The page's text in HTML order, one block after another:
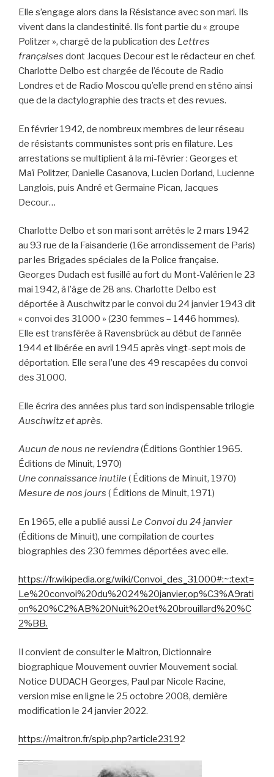
Elle s’engage alors dans la Résistance avec son mari. Ils
vivent dans la clandestinité. Ils font partie du « groupe
Politzer », chargé de la publication des Lettres
françaises dont Jacques Decour est le rédacteur en chef.
Charlotte Delbo est chargée de l’écoute de Radio
Londres et de Radio Moscou qu’elle prend en sténo ainsi
que de la dactylographie des tracts et des revues.
En février 1942, de nombreux membres de leur réseau
de résistants communistes sont pris en filature. Les
arrestations se multiplient à la mi-février : Georges et
Maï Politzer, Danielle Casanova, Lucien Dorland, Lucienne
Langlois, puis André et Germaine Pican, Jacques
Decour…
Charlotte Delbo et son mari sont arrêtés le 2 mars 1942
au 93 rue de la Faisanderie (16e arrondissement de Paris)
par les Brigades spéciales de la Police française.
Georges Dudach est fusillé au fort du Mont-Valérien le 23
mai 1942, à l’âge de 28 ans. Charlotte Delbo est
déportée à Auschwitz par le convoi du 24 janvier 1943 dit
« convoi des 31000 » (230 femmes – 1446 hommes).
Elle est transférée à Ravensbrück au début de l’année
1944 et libérée en avril 1945 après vingt-sept mois de
déportation. Elle sera l’une des 49 rescapées du convoi
des 31000.
Elle écrira des années plus tard son indispensable trilogie
Auschwitz et après.
Aucun de nous ne reviendra(Éditions Gonthier 1965.
Éditions de Minuit, 1970)
Une connaissance inutile ( Éditions de Minuit, 1970)
Mesure de nos jours ( Éditions de Minuit, 1971)
En 1965, elle a publié aussi Le Convoi du 24 janvier
(Éditions de Minuit), une compilation de courtes
biographies des 230 femmes déportées avec elle.
https://fr.wikipedia.org/wiki/Convoi_des_31000#:~:text=
Le%20convoi%20du%2024%20janvier,op%C3%A9rati
on%20%C2%AB%20Nuit%20et%20brouillard%20%C
2%BB.
Il convient de consulter le Maitron, Dictionnaire
biographique Mouvement ouvrier Mouvement social.
Notice DUDACH Georges, Paul par Nicole Racine,
version mise en ligne le 25 octobre 2008, dernière
modification le 24 janvier 2022.
https://maitron.fr/spip.php?article23192